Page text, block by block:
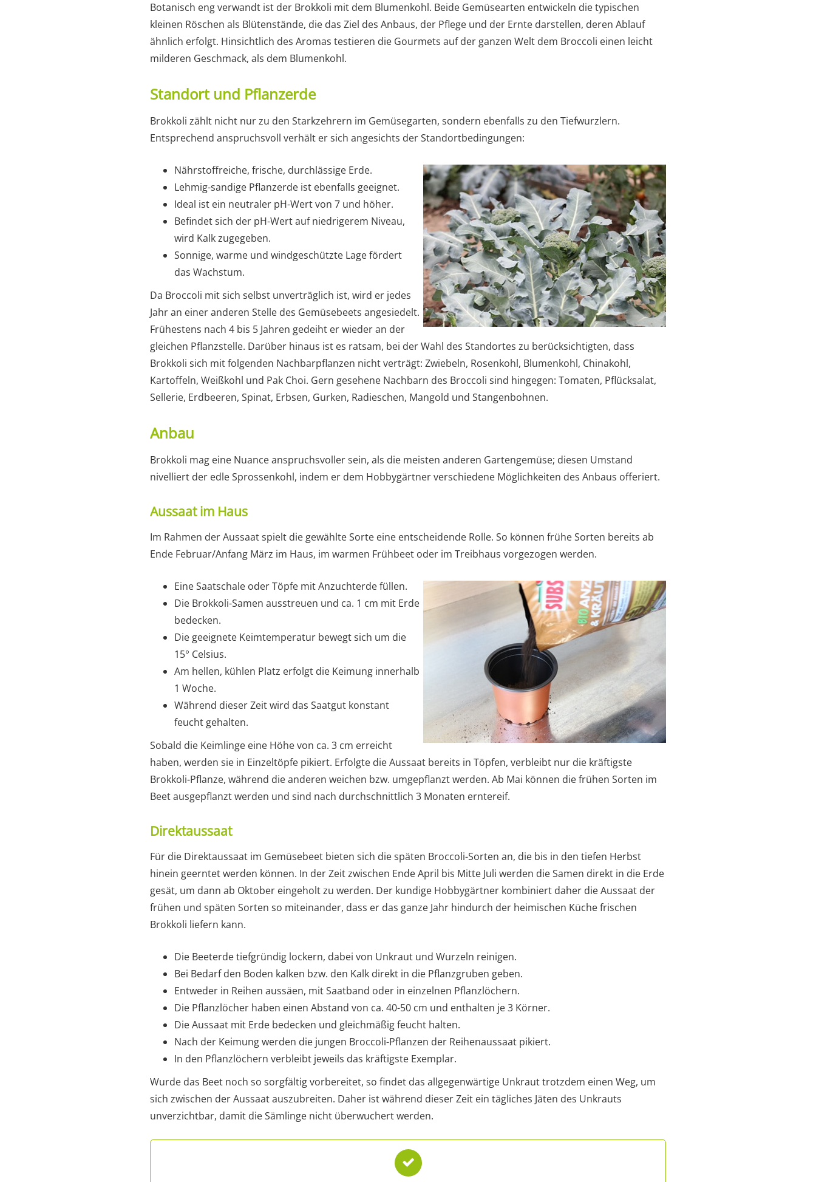
Botanisch eng verwandt ist der Brokkoli mit dem Blumenkohl. Beide Gemüsearten entwickeln die typischen
kleinen Röschen als Blütenstände, die das Ziel des Anbaus, der Pflege und der Ernte darstellen, deren Ablauf
ähnlich erfolgt. Hinsichtlich des Aromas testieren die Gourmets auf der ganzen Welt dem Broccoli einen leicht
milderen Geschmack, als dem Blumenkohl.
Standort und Pflanzerde
Brokkoli zählt nicht nur zu den Starkzehrern im Gemüsegarten, sondern ebenfalls zu den Tiefwurzlern.
Entsprechend anspruchsvoll verhält er sich angesichts der Standortbedingungen:
Nährstoffreiche, frische, durchlässige Erde.
Lehmig-sandige Pflanzerde ist ebenfalls geeignet.
Ideal ist ein neutraler pH-Wert von 7 und höher.
Befindet sich der pH-Wert auf niedrigerem Niveau,
wird Kalk zugegeben.
Sonnige, warme und windgeschützte Lage fördert
das Wachstum.
Da Broccoli mit sich selbst unverträglich ist, wird er jedes
Jahr an einer anderen Stelle des Gemüsebeets angesiedelt.
Frühestens nach 4 bis 5 Jahren gedeiht er wieder an der
gleichen Pflanzstelle. Darüber hinaus ist es ratsam, bei der Wahl des Standortes zu berücksichtigten, dass
Brokkoli sich mit folgenden Nachbarpflanzen nicht verträgt: Zwiebeln, Rosenkohl, Blumenkohl, Chinakohl,
Kartoffeln, Weißkohl und Pak Choi. Gern gesehene Nachbarn des Broccoli sind hingegen: Tomaten, Pflücksalat,
Sellerie, Erdbeeren, Spinat, Erbsen, Gurken, Radieschen, Mangold und Stangenbohnen.
Anbau
Brokkoli mag eine Nuance anspruchsvoller sein, als die meisten anderen Gartengemüse; diesen Umstand
nivelliert der edle Sprossenkohl, indem er dem Hobbygärtner verschiedene Möglichkeiten des Anbaus offeriert.
Aussaat im Haus
Im Rahmen der Aussaat spielt die gewählte Sorte eine entscheidende Rolle. So können frühe Sorten bereits ab
Ende Februar/Anfang März im Haus, im warmen Frühbeet oder im Treibhaus vorgezogen werden.
Eine Saatschale oder Töpfe mit Anzuchterde füllen.
Die Brokkoli-Samen ausstreuen und ca. 1 cm mit Erde
bedecken.
Die geeignete Keimtemperatur bewegt sich um die
15° Celsius.
Am hellen, kühlen Platz erfolgt die Keimung innerhalb
1 Woche.
Während dieser Zeit wird das Saatgut konstant
feucht gehalten.
Sobald die Keimlinge eine Höhe von ca. 3 cm erreicht
haben, werden sie in Einzeltöpfe pikiert. Erfolgte die Aussaat bereits in Töpfen, verbleibt nur die kräftigste
Brokkoli-Pflanze, während die anderen weichen bzw. umgepflanzt werden. Ab Mai können die frühen Sorten im
Beet ausgepflanzt werden und sind nach durchschnittlich 3 Monaten erntereif.
Direktaussaat
Für die Direktaussaat im Gemüsebeet bieten sich die späten Broccoli-Sorten an, die bis in den tiefen Herbst
hinein geerntet werden können. In der Zeit zwischen Ende April bis Mitte Juli werden die Samen direkt in die Erde
gesät, um dann ab Oktober eingeholt zu werden. Der kundige Hobbygärtner kombiniert daher die Aussaat der
frühen und späten Sorten so miteinander, dass er das ganze Jahr hindurch der heimischen Küche frischen
Brokkoli liefern kann.
Die Beeterde tiefgründig lockern, dabei von Unkraut und Wurzeln reinigen.
Bei Bedarf den Boden kalken bzw. den Kalk direkt in die Pflanzgruben geben.
Entweder in Reihen aussäen, mit Saatband oder in einzelnen Pflanzlöchern.
Die Pflanzlöcher haben einen Abstand von ca. 40-50 cm und enthalten je 3 Körner.
Die Aussaat mit Erde bedecken und gleichmäßig feucht halten.
Nach der Keimung werden die jungen Broccoli-Pflanzen der Reihenaussaat pikiert.
In den Pflanzlöchern verbleibt jeweils das kräftigste Exemplar.
Wurde das Beet noch so sorgfältig vorbereitet, so findet das allgegenwärtige Unkraut trotzdem einen Weg, um
sich zwischen der Aussaat auszubreiten. Daher ist während dieser Zeit ein tägliches Jäten des Unkrauts
unverzichtbar, damit die Sämlinge nicht überwuchert werden.